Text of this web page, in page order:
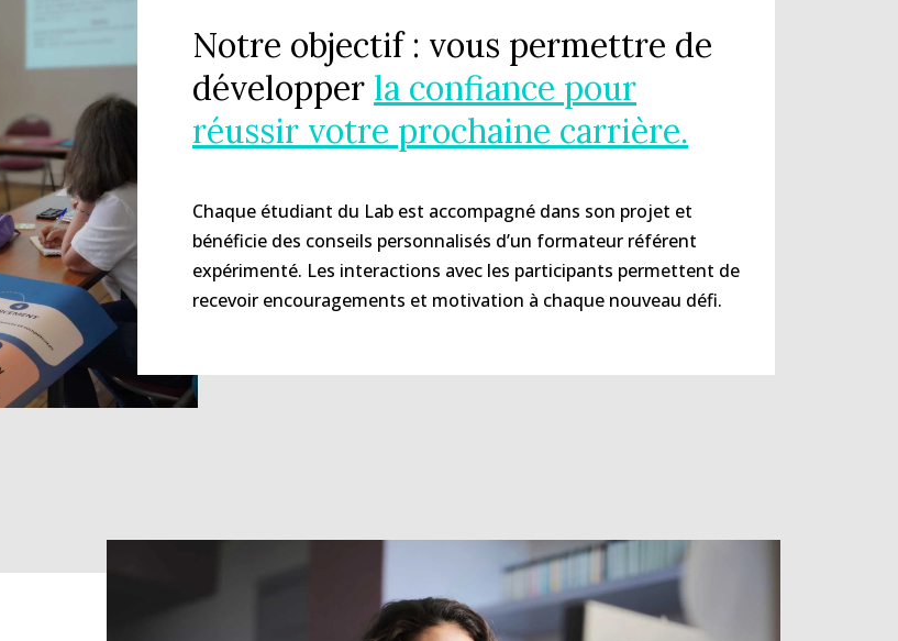
Notre objectif : vous permettre de
développer la confiance pour
réussir votre prochaine carrière.
Chaque étudiant du Lab est accompagné dans son projet et
bénéficie des conseils personnalisés d’un formateur référent
expérimenté. Les interactions avec les participants permettent de
recevoir encouragements et motivation à chaque nouveau défi.